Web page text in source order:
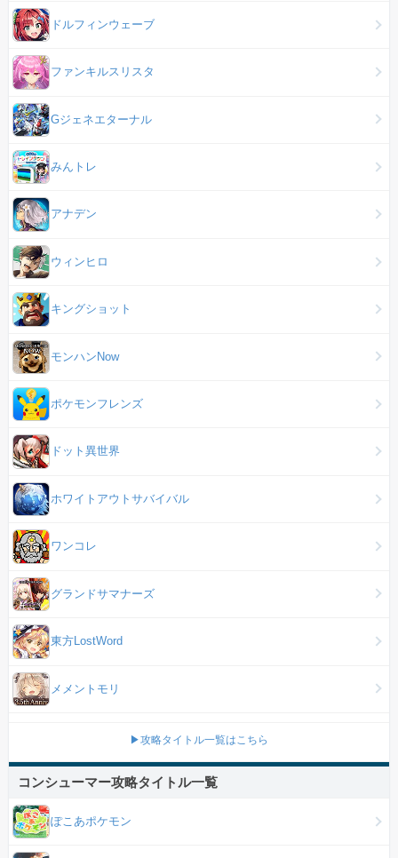
ドルフィンウェーブ
ファンキルスリスタ
Gジェネエターナル
みんトレ
アナデン
ウィンヒロ
キングショット
モンハンNow
ポケモンフレンズ
ドット異世界
ホワイトアウトサバイバル
ワンコレ
グランドサマナーズ
東方LostWord
メメントモリ
▶攻略タイトル一覧はこちら
コンシューマー攻略タイトル一覧
ぽこあポケモン